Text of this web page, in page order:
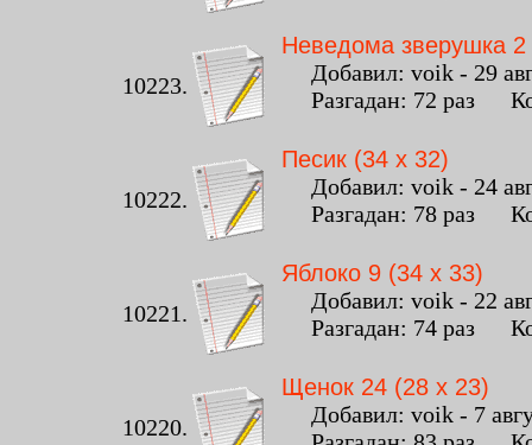
10223.
Неведома зверушка
Добавил: voik - 29
Разгадан: 72 раз
10222.
Песик (34 x 32)
Добавил: voik - 24
Разгадан: 78 раз
10221.
Яблоко 9 (34 x 33)
Добавил: voik - 22
Разгадан: 74 раз
10220.
Щенок 24 (28 x 23)
Добавил: voik - 7